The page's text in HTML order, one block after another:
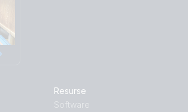
Resurse
Software